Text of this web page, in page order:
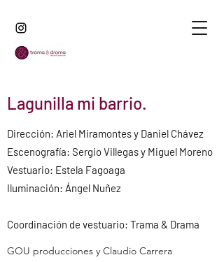
Lagunilla mi barrio.
Dirección: Ariel Miramontes y Daniel Chávez
Escenografía: Sergio Villegas y Miguel Moreno
Vestuario: Estela Fagoaga
Iluminación: Ángel Nuñez
Coordinación de vestuario: Trama & Drama
GOU producciones y Claudio Carrera